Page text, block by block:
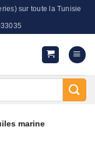
sur toute la Tunisie
marine